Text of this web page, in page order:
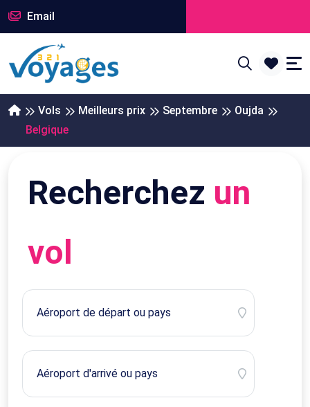
Email
Vols Meilleurs prix Septembre
Oujda
Belgique
Recherchez un
vol